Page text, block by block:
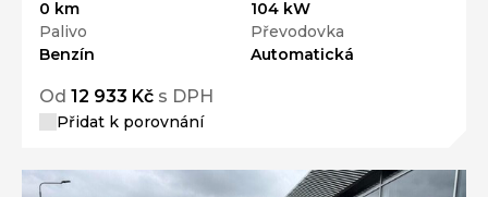
0 km
104 kW
Palivo
Benzín
Převodovka
Automatická
Od 12 933 Kč s DPH
Přidat k porovnání